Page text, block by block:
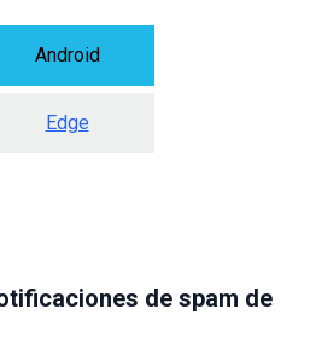
Android
Edge
de spam de